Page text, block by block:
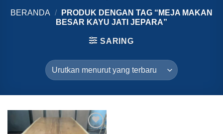
BERANDA /
PRODUK DENGAN TAG “MEJA MAKAN
BESAR KAYU JATI JEPARA”
SARING